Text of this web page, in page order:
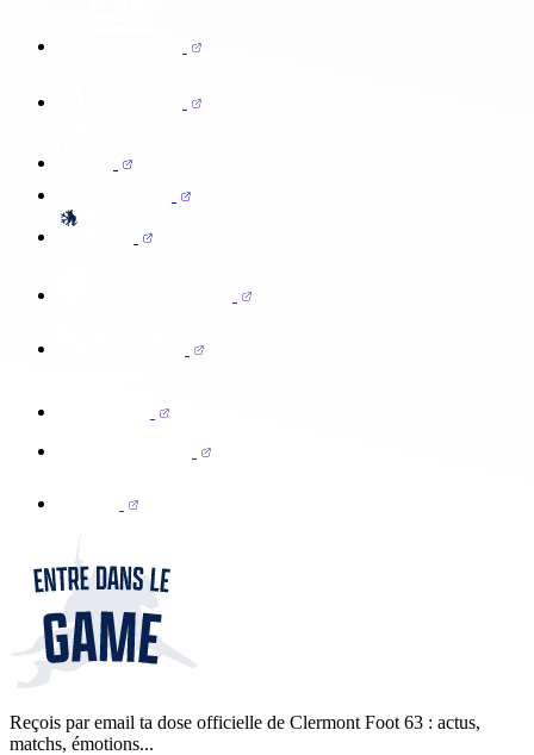
Reçois par email ta dose officielle de Clermont Foot 63 : actus,
matchs, émotions...